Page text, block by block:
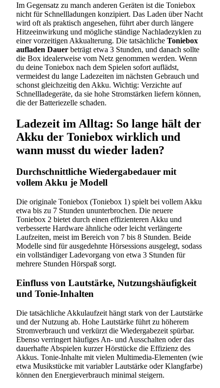
Im Gegensatz zu manch anderen Geräten ist die Toniebox
nicht für Schnellladungen konzipiert. Das Laden über Nacht
wird oft als praktisch angesehen, führt aber durch längere
Hitzeeinwirkung und mögliche ständige Nachladezyklen zu
einer vorzeitigen Akkualterung. Die tatsächliche Toniebox
aufladen Dauer beträgt etwa 3 Stunden, und danach sollte
die Box idealerweise vom Netz genommen werden. Wenn
du deine Toniebox nach dem Spielen sofort auflädst,
vermeidest du lange Ladezeiten im nächsten Gebrauch und
schonst gleichzeitig den Akku. Wichtig: Verzichte auf
Schnellladegeräte, da sie hohe Stromstärken liefern können,
die der Batteriezelle schaden.
Ladezeit im Alltag: So lange hält der
Akku der Toniebox wirklich und
wann musst du wieder laden?
Durchschnittliche Wiedergabedauer mit
vollem Akku je Modell
Die originale Toniebox (Toniebox 1) spielt bei vollem Akku
etwa bis zu 7 Stunden ununterbrochen. Die neuere
Toniebox 2 bietet durch einen effizienteren Akku und
verbesserte Hardware ähnliche oder leicht verlängerte
Laufzeiten, meist im Bereich von 7 bis 8 Stunden. Beide
Modelle sind für ausgedehnte Hörsessions ausgelegt, sodass
ein vollständiger Ladevorgang von etwa 3 Stunden für
mehrere Stunden Hörspaß sorgt.
Einfluss von Lautstärke, Nutzungshäufigkeit
und Tonie-Inhalten
Die tatsächliche Akkulaufzeit hängt stark von der Lautstärke
und der Nutzung ab. Hohe Lautstärke führt zu höherem
Stromverbrauch und verkürzt die Wiedergabezeit spürbar.
Ebenso verringert häufiges An- und Ausschalten oder das
dauerhafte Abspielen kurzer Hörstücke die Effizienz des
Akkus. Tonie-Inhalte mit vielen Multimedia-Elementen (wie
etwa Musikstücke mit variabler Lautstärke oder Klangfarbe)
können den Energieverbrauch minimal steigern.